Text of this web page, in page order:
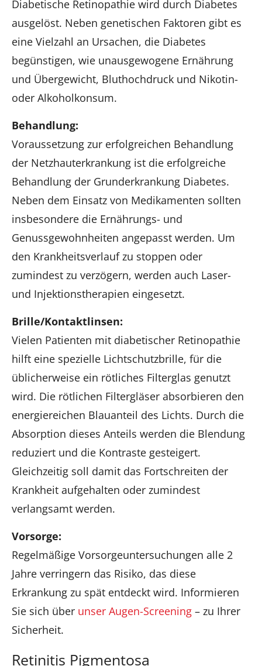
Diabetische Retinopathie wird durch Diabetes
ausgelöst. Neben genetischen Faktoren gibt es
eine Vielzahl an Ursachen, die Diabetes
begünstigen, wie unausgewogene Ernährung
und Übergewicht, Bluthochdruck und Nikotin-
oder Alkoholkonsum.
Behandlung:
Voraussetzung zur erfolgreichen Behandlung
der Netzhauterkrankung ist die erfolgreiche
Behandlung der Grunderkrankung Diabetes.
Neben dem Einsatz von Medikamenten sollten
insbesondere die Ernährungs- und
Genussgewohnheiten angepasst werden. Um
den Krankheitsverlauf zu stoppen oder
zumindest zu verzögern, werden auch Laser-
und Injektionstherapien eingesetzt.
Brille/Kontaktlinsen:
Vielen Patienten mit diabetischer Retinopathie
hilft eine spezielle Lichtschutzbrille, für die
üblicherweise ein rötliches Filterglas genutzt
wird. Die rötlichen Filtergläser absorbieren den
energiereichen Blauanteil des Lichts. Durch die
Absorption dieses Anteils werden die Blendung
reduziert und die Kontraste gesteigert.
Gleichzeitig soll damit das Fortschreiten der
Krankheit aufgehalten oder zumindest
verlangsamt werden.
Vorsorge:
Regelmäßige Vorsorgeuntersuchungen alle 2
Jahre verringern das Risiko, das diese
Erkrankung zu spät entdeckt wird. Informieren
Sie sich über unser Augen-Screening – zu Ihrer
Sicherheit.
Retinitis Pigmentosa